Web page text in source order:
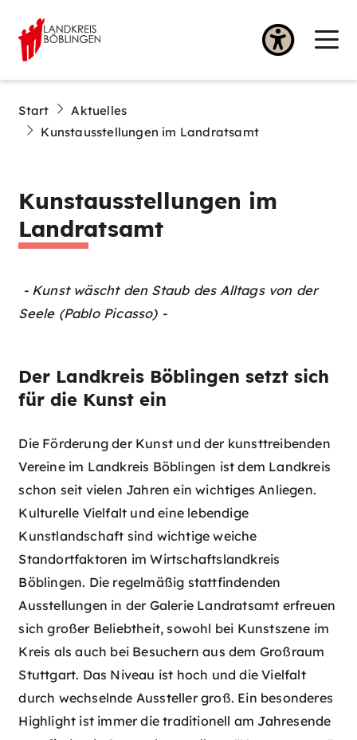
Start
Aktuelles
Kunstausstellungen im Landratsamt
Kunstausstellungen im
Landratsamt
- Kunst wäscht den Staub des Alltags von der
Seele (Pablo Picasso) -
Der Landkreis Böblingen setzt sich
für die Kunst ein
Die Förderung der Kunst und der kunsttreibenden
Vereine im Landkreis Böblingen ist dem Landkreis
schon seit vielen Jahren ein wichtiges Anliegen.
Kulturelle Vielfalt und eine lebendige
Kunstlandschaft sind wichtige weiche
Standortfaktoren im Wirtschaftslandkreis
Böblingen. Die regelmäßig stattfindenden
Ausstellungen in der Galerie Landratsamt erfreuen
sich großer Beliebtheit, sowohl bei Kunstszene im
Kreis als auch bei Besuchern aus dem Großraum
Stuttgart. Das Niveau ist hoch und die Vielfalt
durch wechselnde Aussteller groß. Ein besonderes
Highlight ist immer die traditionell am Jahresende